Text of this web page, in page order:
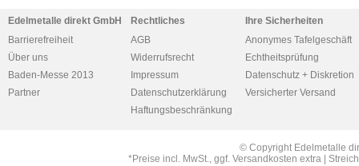
Edelmetalle direkt GmbH
Barrierefreiheit
Über uns
Baden-Messe 2013
Partner
Rechtliches
AGB
Widerrufsrecht
Impressum
Datenschutzerklärung
Haftungsbeschränkung
Ihre Sicherheiten
Anonymes Tafelgeschäft
Echtheitsprüfung
Datenschutz + Diskretion
Versicherter Versand
© Copyright Edelmetalle
*Preise incl. MwSt., ggf. Versandkosten extra |